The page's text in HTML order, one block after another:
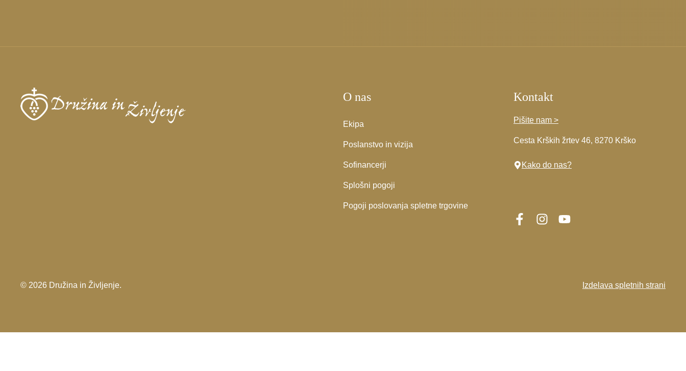
O nas
Ekipa
Poslanstvo in vizija
Sofinancerji
Splošni pogoji
Pogoji poslovanja spletne trgovine
Kontakt
Pišite nam >
Cesta Krških žrtev 46, 8270 Krško
Kako do nas?
© 2026 Družina in Življenje. Izdelava spletnih strani